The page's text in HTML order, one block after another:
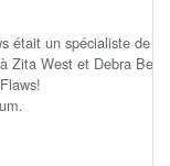
était un spécialiste de
Zita West et Debra